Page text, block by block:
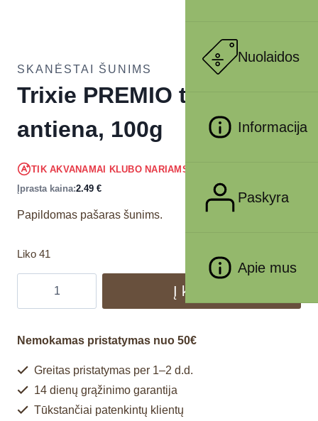
Nuolaidos
Informacija
Paskyra
Apie mus
SKANĖSTAI ŠUNIMS
Trixie PREMIO traški
antiena, 100g
TIK AKVANAMAI KLUBO NARIAMS
Įprasta kaina:2.49 €
Papildomas pašaras šunims.
Liko 41
Į krepšelį
Nemokamas pristatymas nuo 50€
Greitas pristatymas per 1–2 d.d.
14 dienų grąžinimo garantija
Tūkstančiai patenkintų klientų